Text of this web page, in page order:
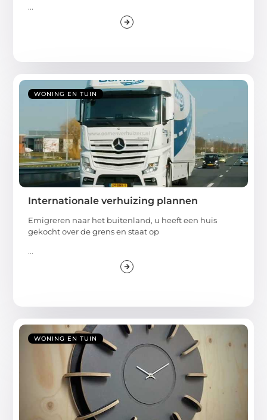
...
WONING EN TUIN
Internationale verhuizing plannen
Emigreren naar het buitenland, u heeft een huis
gekocht over de grens en staat op
...
WONING EN TUIN